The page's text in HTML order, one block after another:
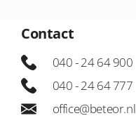
Contact
040 - 24 64 900
040 - 24 64 777
office@beteor.nl